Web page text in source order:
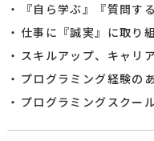
『自ら学ぶ』『質問す
仕事に『誠実』に取り
スキルアップ、キャリ
プログラミング経験の
プログラミングスクー